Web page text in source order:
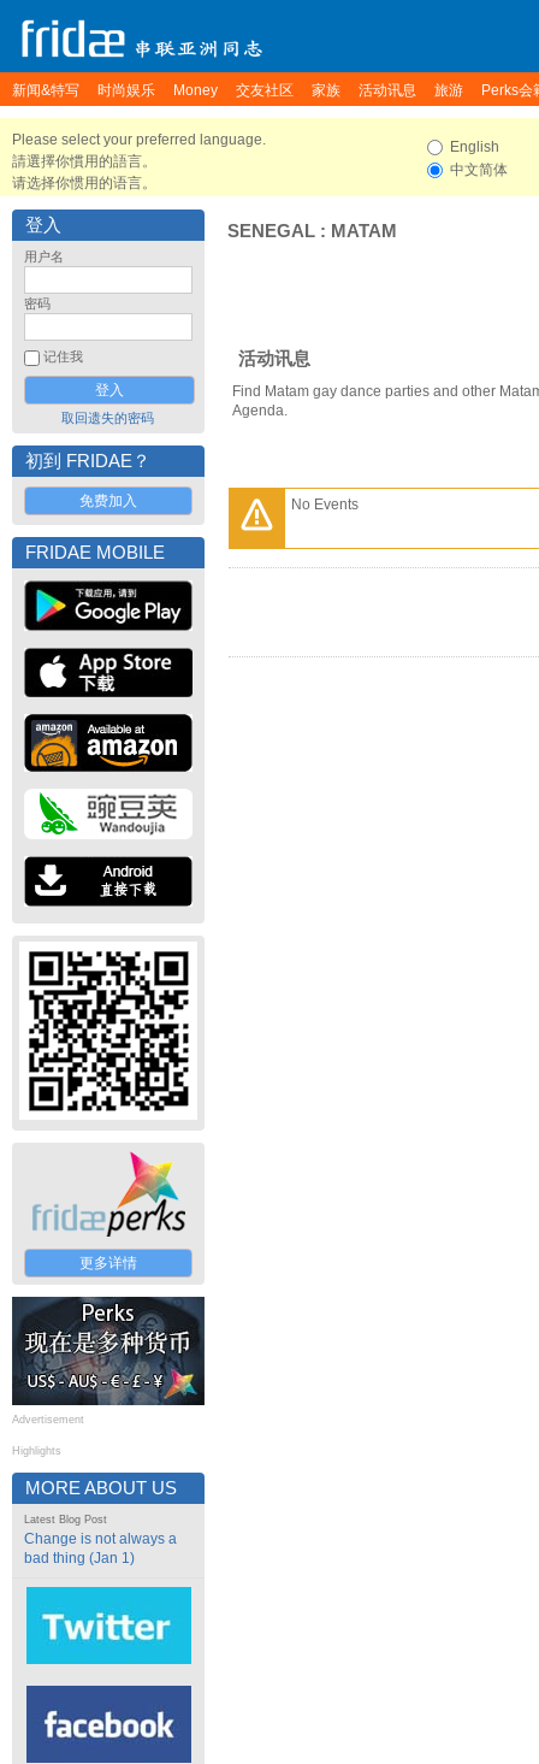
新闻&特写 时尚娱乐 Money 交友社区 家族 活动讯息 旅游 Perks会
Please select your preferred language.
請選擇你慣用的語言。
请选择你惯用的语言。
English
中文简体
登入
用户名
密码
记住我
取回遗失的密码
初到 FRIDAE？
免费加入
FRIDAE MOBILE
更多详情
Advertisement
Highlights
MORE ABOUT US
Latest Blog Post
Change is not always a
bad thing (Jan 1)
SENEGAL : MATAM
活动讯息
Find Matam gay dance parties and other
Agenda.
No Events